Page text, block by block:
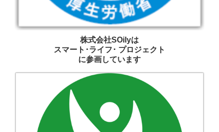
株式会社SOilyは
スマート･ライフ･ プロジェクト
に参画しています